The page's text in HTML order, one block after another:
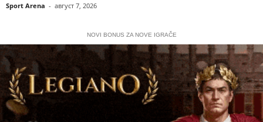
Sport Arena - август 7, 2026
NOVI BONUS ZA NOVE IGRAČE